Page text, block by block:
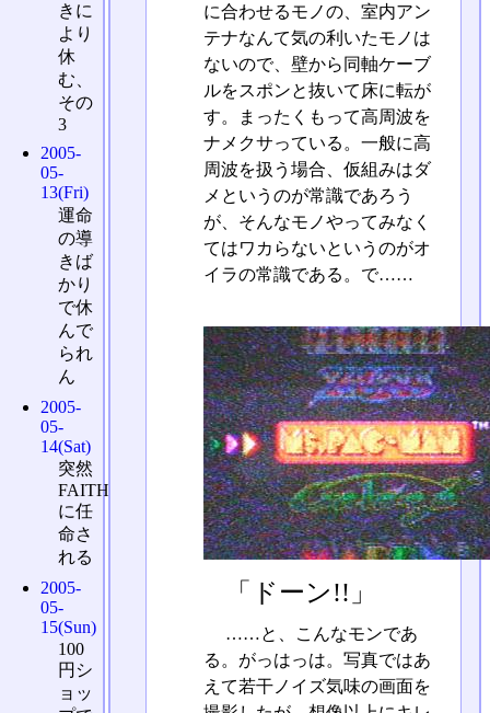
に合わせるモノの、室内アン
テナなんて気の利いたモノは
ないので、壁から同軸ケーブ
ルをスポンと抜いて床に転が
す。まったくもって高周波を
ナメクサっている。一般に高
周波を扱う場合、仮組みはダ
メというのが常識であろう
が、そんなモノやってみなく
てはワカらないというのがオ
イラの常識である。で……
「ドーン!!」
……と、こんなモンであ
る。がっはっは。写真ではあ
えて若干ノイズ気味の画面を
きに
より
休
む、
その
3
2005-
05-
13(Fri)
運命
の導
きば
かり
で休
んで
られ
ん
2005-
05-
14(Sat)
突然
FAITH
に任
命さ
れる
2005-
05-
15(Sun)
100
円シ
ョッ